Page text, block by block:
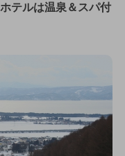
テルは温泉＆スパ付